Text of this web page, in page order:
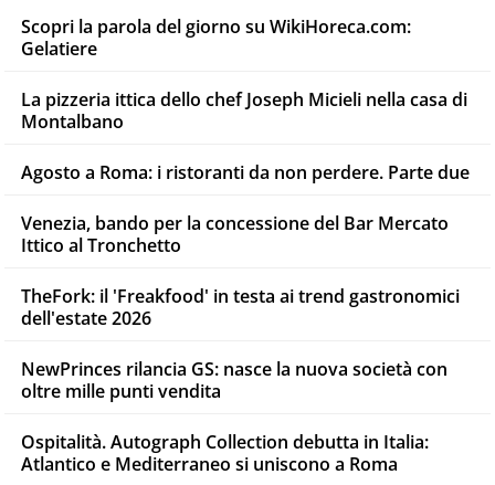
Scopri la parola del giorno su WikiHoreca.com:
Gelatiere
La pizzeria ittica dello chef Joseph Micieli nella casa di
Montalbano
Agosto a Roma: i ristoranti da non perdere. Parte due
Venezia, bando per la concessione del Bar Mercato
Ittico al Tronchetto
TheFork: il 'Freakfood' in testa ai trend gastronomici
dell'estate 2026
NewPrinces rilancia GS: nasce la nuova società con
oltre mille punti vendita
Ospitalità. Autograph Collection debutta in Italia:
Atlantico e Mediterraneo si uniscono a Roma